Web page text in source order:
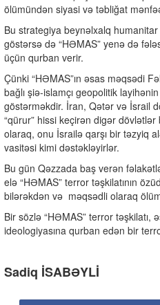
ölümündən siyasi və təbliğat
Bu strategiya beynəlxalq humanitar
göstərsə də “HƏMAS” yenə də
üçün qurban verir.
Çünki “HƏMAS”ın əsas məqsədi
bağlı şiə-islamçı geopolitik
göstərməkdir. İran, Qətər və İsrail
“qürur” hissi keçirən digər
olaraq, onu İsrailə qarşı bir təzyiq
vasitəsi kimi dəstəkləyirlər.
Bu gün Qəzzada baş verən
elə “HƏMAS” terror təşkilatının
bilərəkdən və məqsədli olaraq
Bir sözlə “HƏMAS” terror təşkilatı,
ideologiyasına qurban edən bir
Sadiq İSABƏYLİ